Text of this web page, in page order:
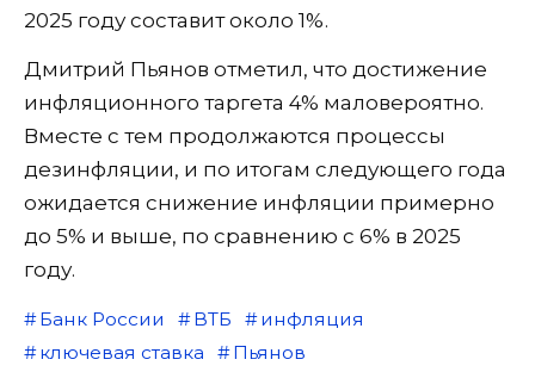
2025 году составит около 1%.
Дмитрий Пьянов отметил, что достижение
инфляционного таргета 4% маловероятно.
Вместе с тем продолжаются процессы
дезинфляции, и по итогам следующего года
ожидается снижение инфляции примерно
до 5% и выше, по сравнению с 6% в 2025
году.
Банк России ВТБ
инфляция
ключевая ставка
Пьянов